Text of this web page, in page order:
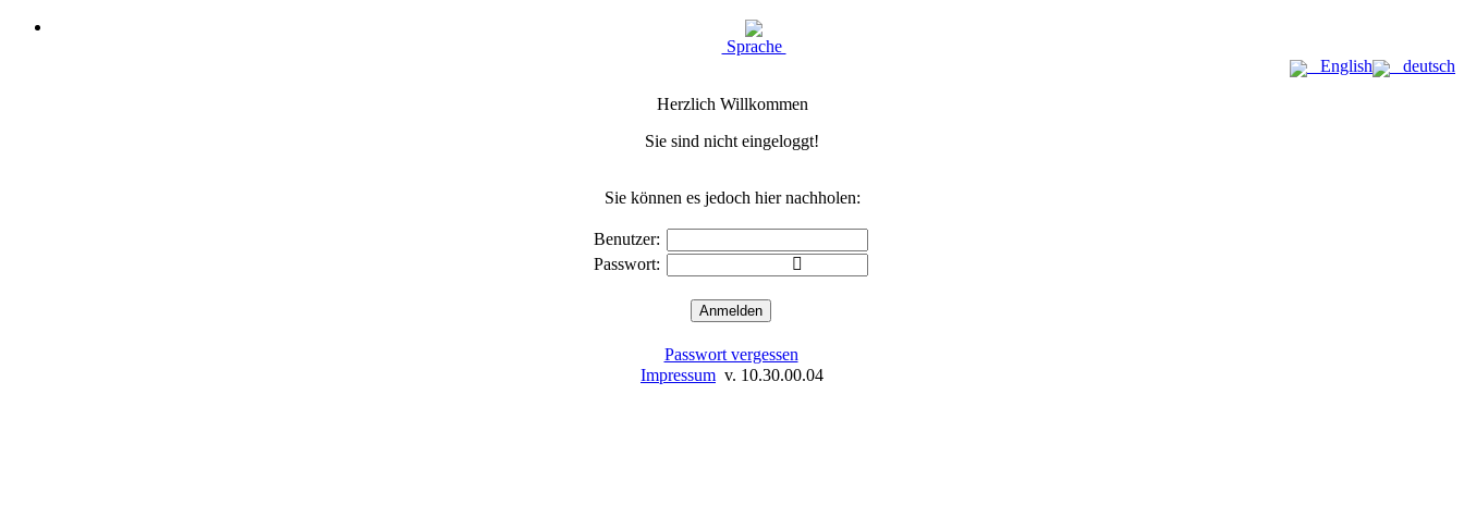
Sprache
English
deutsch
Herzlich Willkommen
Sie sind nicht eingeloggt!
Sie können es jedoch hier nachholen:
Benutzer:
Passwort:
Passwort vergessen
Impressum v. 10.30.00.04